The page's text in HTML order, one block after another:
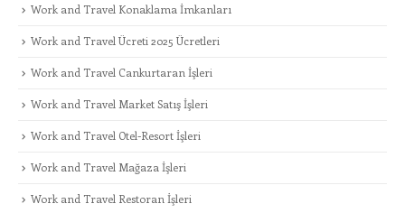
Work and Travel Konaklama İmkanları
Work and Travel Ücreti 2025 Ücretleri
Work and Travel Cankurtaran İşleri
Work and Travel Market Satış İşleri
Work and Travel Otel-Resort İşleri
Work and Travel Mağaza İşleri
Work and Travel Restoran İşleri